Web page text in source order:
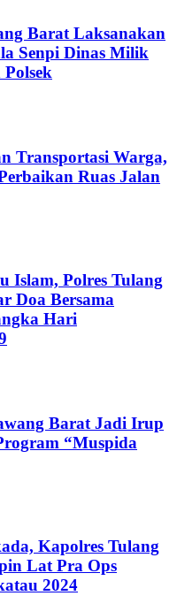
Barat Laksanakan
Senpi Dinas Milik
Polsek
Transportasi Warga,
Ruas Jalan
Islam, Polres Tulang
Doa Bersama
Hari
Barat Jadi Irup
“Muspida
Kapolres Tulang
Lat Pra Ops
2024